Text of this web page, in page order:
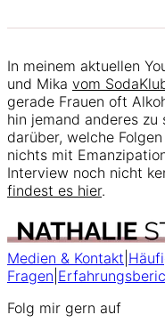
In meinem aktuellen
und Mika vom
gerade Frauen oft
hin jemand anderes zu
darüber, welche
nichts mit
Interview noch nicht
findest es hier.
Medien & Kontakt
Fragen
Folg mir gern auf